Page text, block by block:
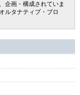
企画・構成されていま
ルタナティブ・ブロ